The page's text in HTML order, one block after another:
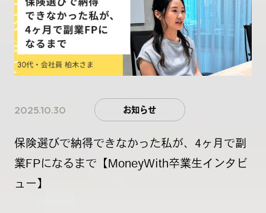
2025.10.30 お知らせ
保険選びで納得できなかった私が、4ヶ月で副
業FPになるまで【MoneyWith卒業生インタビ
ュー】